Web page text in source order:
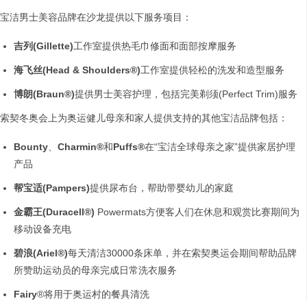
宝洁男士美容品牌在沙龙提供以下服务项目：
吉列(Gillette)工作室提供热毛巾修面和面部按摩服务
海飞丝(Head & Shoulders®)工作室提供轻松的洗发和造型服务
博朗(Braun®)提供男士美容护理，包括完美剃须(Perfect Trim)服务
索契冬奥会上为奥运健儿母亲和家人提供支持的其他宝洁品牌包括：
Bounty、 Charmin®和Puffs®在“宝洁全球母亲之家”提供家居护理
产品
帮宝适(Pampers)提供尿布台，帮助带婴幼儿的家庭
金霸王(Duracell®) Powermats方便客人们在休息和观赏比赛期间为
移动设备充电
碧浪(Ariel®)每天清洁30000条床单，并在索契奥运会期间帮助品牌
所赞助运动员的母亲完成日常洗衣服务
Fairy®将用于奥运村的餐具清洗